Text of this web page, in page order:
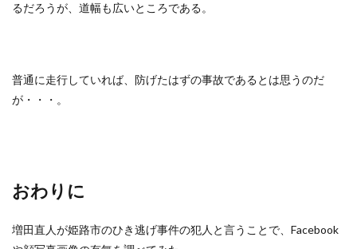
るだろうが、道幅も広いところである。
普通に走行していれば、防げたはずの事故であるとは思うのだ
が・・・。
おわりに
増田直人が姫路市のひき逃げ事件の犯人と言うことで、Facebook